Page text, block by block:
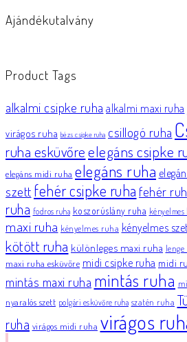
Ajándékutalvány
Product Tags
alkalmi csipke ruha alkalmi maxi ruha
virágos ruha bézs csipke ruha csillogó ruha
ruha esküvőreelegáns csipke
elegáns midi ruha elegáns ruha
szett fehér csipke ruha fehér
ruha fodros ruha koszorúslány ruha
maxi ruha kényelmes ruha kényelmes
kötött ruha különleges maxi ruha
maxi ruha esküvőre midi csipke ruha midi
mintás maxi ruha mintás ruha
nyaralós szett polgári esküvőre ruha szatén ruha
ruha virágos midi ruha virágos